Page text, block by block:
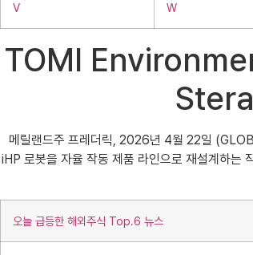
V W
TOMI
메릴랜드주 프레더릭, 2026년 4월 22일
iHP 로봇을 자율 작동 제품 라인으로 재설계하는
오늘 급등한 해외주식 Top.6 뉴스